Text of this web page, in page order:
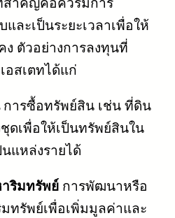
ละเป็นระยะเวลาเพื่อให้
ง ตัวอย่างการลงทุนที่
อสเตทได้แก่
การซื้อทรัพย์สิน เช่น ที่ดิน
ดเพื่อให้เป็นทรัพย์สินใน
แหล่งรายได้
ริมทรัพย์ การพัฒนาหรือ
ทรัพย์เพื่อเพิ่มมูลค่าและ